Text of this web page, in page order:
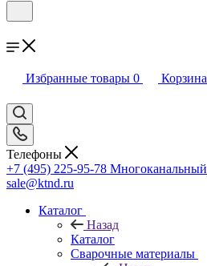
Избранные товары 0 Корзина
Телефоны
+7 (495) 225-95-78 Многоканальный
sale@ktnd.ru
Каталог
Назад
Каталог
Сварочные материалы